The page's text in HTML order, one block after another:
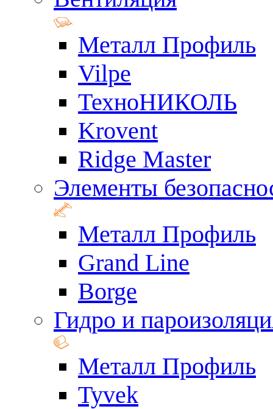
Металл Профиль
Vilpe
ТехноНИКОЛЬ
Krovent
Ridge Master
Элементы
Металл Профиль
Grand Line
Borge
Гидро и
Металл Профиль
Tyvek